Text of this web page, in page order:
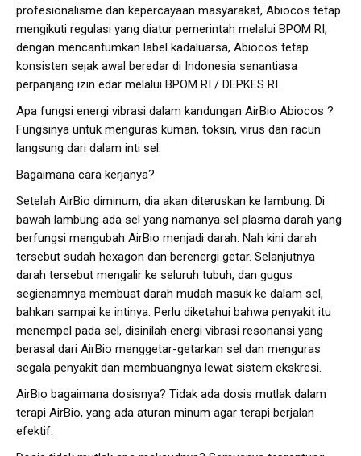
profesionalisme dan kepercayaan masyarakat, Abiocos tetap
mengikuti regulasi yang diatur pemerintah melalui BPOM RI,
dengan mencantumkan label kadaluarsa, Abiocos tetap
konsisten sejak awal beredar di Indonesia senantiasa
perpanjang izin edar melalui BPOM RI / DEPKES RI.
Apa fungsi energi vibrasi dalam kandungan AirBio Abiocos ?
Fungsinya untuk menguras kuman, toksin, virus dan racun
langsung dari dalam inti sel.
Bagaimana cara kerjanya?
Setelah AirBio diminum, dia akan diteruskan ke lambung. Di
bawah lambung ada sel yang namanya sel plasma darah yang
berfungsi mengubah AirBio menjadi darah. Nah kini darah
tersebut sudah hexagon dan berenergi getar. Selanjutnya
darah tersebut mengalir ke seluruh tubuh, dan gugus
segienamnya membuat darah mudah masuk ke dalam sel,
bahkan sampai ke intinya. Perlu diketahui bahwa penyakit itu
menempel pada sel, disinilah energi vibrasi resonansi yang
berasal dari AirBio menggetar-getarkan sel dan menguras
segala penyakit dan membuangnya lewat sistem ekskresi.
AirBio bagaimana dosisnya? Tidak ada dosis mutlak dalam
terapi AirBio, yang ada aturan minum agar terapi berjalan
efektif.